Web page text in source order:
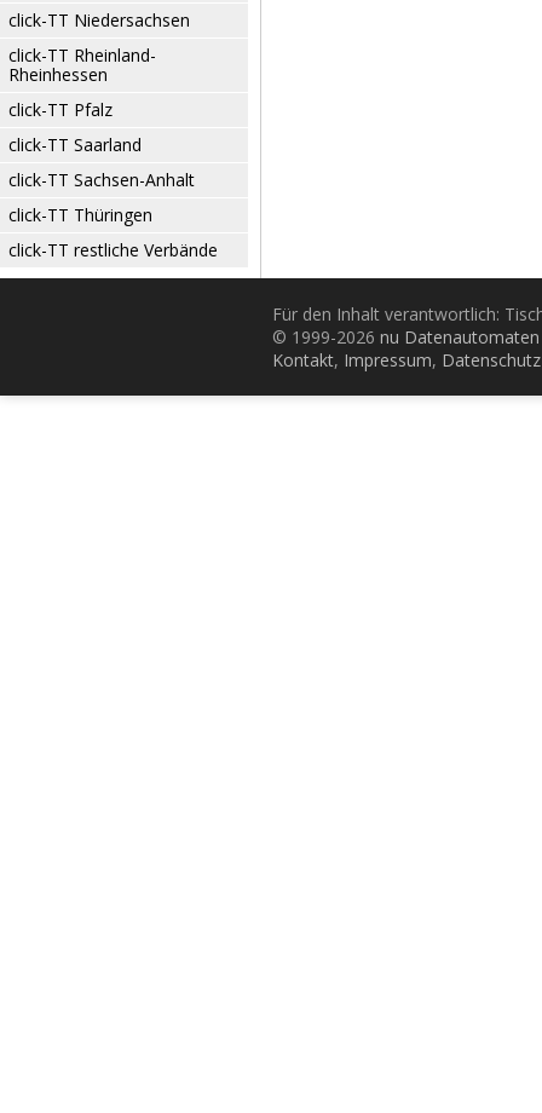
click-TT Niedersachsen
click-TT Rheinland-
Rheinhessen
click-TT Pfalz
click-TT Saarland
click-TT Sachsen-Anhalt
click-TT Thüringen
click-TT restliche Verbände
Für den Inhalt verantwortlich:
© 1999-2026 nu
Kontakt, Impressum, Datenschutz